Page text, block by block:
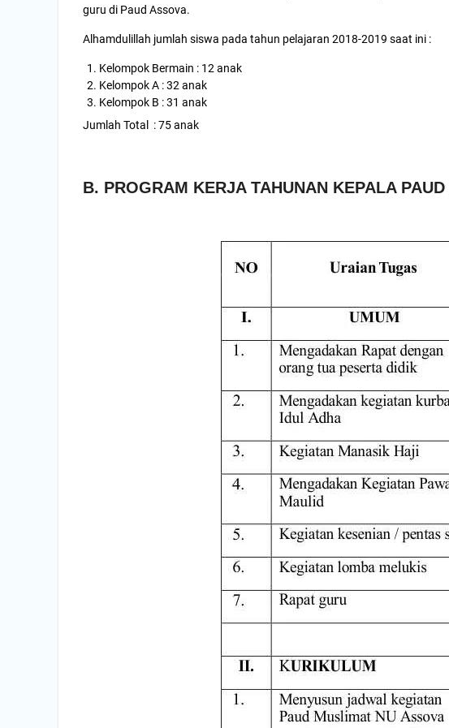
guru di Paud Assova.
Alhamdulillah jumlah siswa pada tahun pelajaran 2018-2019 saat ini :
Kelompok Bermain : 12 anak
Kelompok A : 32 anak
Kelompok B : 31 anak
Jumlah Total : 75 anak
B. PROGRAM KERJA TAHUNAN KEPALA